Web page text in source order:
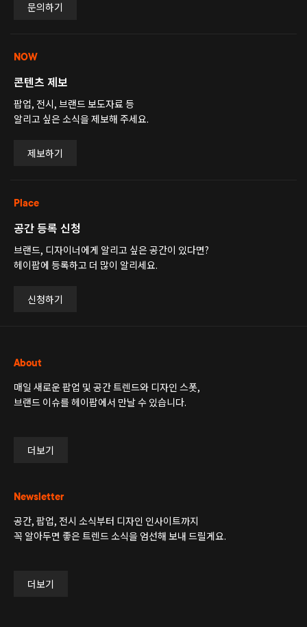
문의하기
NOW
콘텐츠 제보
팝업, 전시, 브랜드 보도자료 등
알리고 싶은 소식을 제보해 주세요.
제보하기
Place
공간 등록 신청
브랜드, 디자이너에게 알리고 싶은 공간이 있다면?
헤이팝에 등록하고 더 많이 알리세요.
신청하기
About
매일 새로운 팝업 및 공간 트렌드와 디자인 스폿,
브랜드 이슈를 헤이팝에서 만날 수 있습니다.
더보기
Newsletter
공간, 팝업, 전시 소식부터 디자인 인사이트까지
꼭 알아두면 좋은 트렌드 소식을 엄선해 보내 드릴게요.
더보기